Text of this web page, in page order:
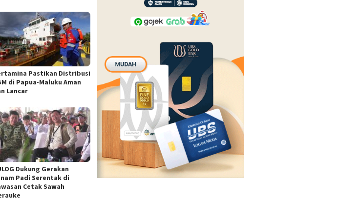
Pastikan Distribusi
di Papua-Maluku Aman
Lancar
Dukung Gerakan
Padi Serentak di
Cetak Sawah